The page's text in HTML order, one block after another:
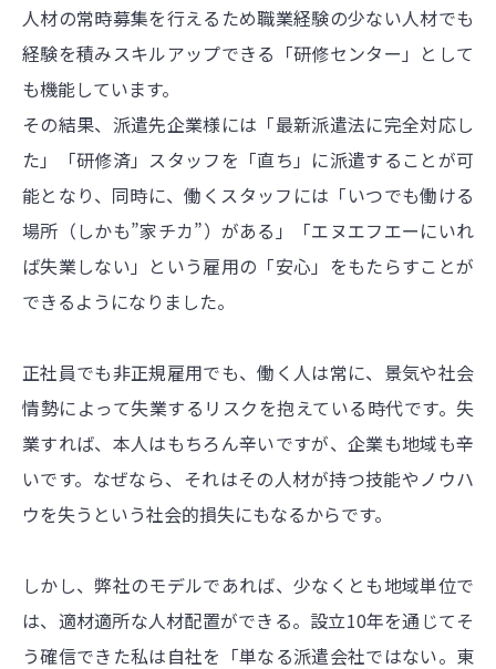
人材の常時募集を行えるため職業経験の少ない人材でも
経験を積みスキルアップできる「研修センター」として
も機能しています。
その結果、派遣先企業様には「最新派遣法に完全対応し
た」「研修済」スタッフを「直ち」に派遣することが可
能となり、同時に、働くスタッフには「いつでも働ける
場所（しかも”家チカ”）がある」「エヌエフエーにいれ
ば失業しない」という雇用の「安心」をもたらすことが
できるようになりました。
正社員でも非正規雇用でも、働く人は常に、景気や社会
情勢によって失業するリスクを抱えている時代です。失
業すれば、本人はもちろん辛いですが、企業も地域も辛
いです。なぜなら、それはその人材が持つ技能やノウハ
ウを失うという社会的損失にもなるからです。
しかし、弊社のモデルであれば、少なくとも地域単位で
は、適材適所な人材配置ができる。設立10年を通じてそ
う確信できた私は自社を「単なる派遣会社ではない。東